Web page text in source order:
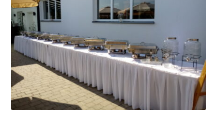
Kontakt & Feedback
Impressum
Geschäftsbedingungen